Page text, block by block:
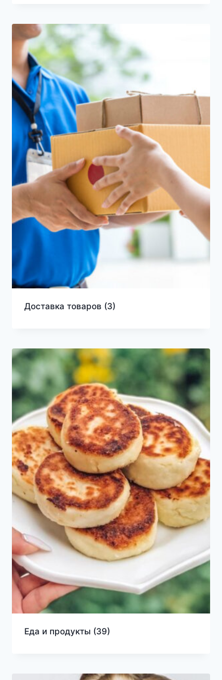
Доставка товаров (3)
Еда и продукты (39)